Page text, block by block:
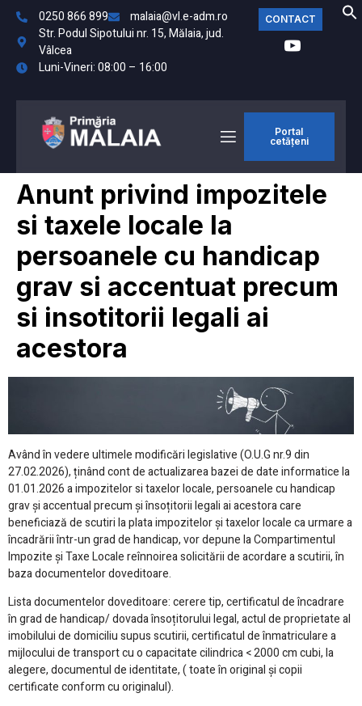
0250 866 899
malaia@vl.e-adm.ro
Str. Podul Sipotului nr. 15, Mălaia, jud.
Vâlcea
Luni-Vineri: 08:00 – 16:00
CONTACT
Portal
cetățeni
Anunt privind impozitele
si taxele locale la
persoanele cu handicap
grav si accentuat precum
si insotitorii legali ai
acestora
Având în vedere ultimele modificări legislative (O.U.G nr.9 din
27.02.2026), ținând cont de actualizarea bazei de date informatice la
01.01.2026 a impozitelor si taxelor locale, persoanele cu handicap
grav și accentual precum și însoțitorii legali ai acestora care
beneficiază de scutiri la plata impozitelor și taxelor locale ca urmare a
încadrării într-un grad de handicap, vor depune la Compartimentul
Impozite și Taxe Locale reînnoirea solicitării de acordare a scutirii, în
baza documentelor doveditoare.
Lista documentelor doveditoare: cerere tip, certificatul de încadrare
în grad de handicap/ dovada însoțitorului legal, actul de proprietate al
imobilului de domiciliu supus scutirii, certificatul de înmatriculare a
mijlocului de transport cu o capacitate cilindrica < 2000 cm cubi, la
alegere, documentul de identitate, ( toate în original și copii
certificate conform cu originalul).